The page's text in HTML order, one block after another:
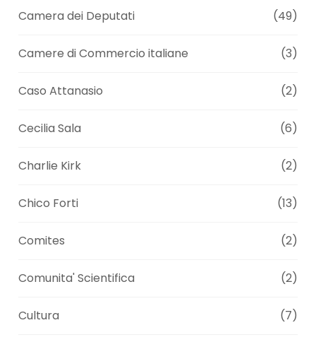
Camera dei Deputati (49)
Camere di Commercio italiane (3)
Caso Attanasio (2)
Cecilia Sala (6)
Charlie Kirk (2)
Chico Forti (13)
Comites (2)
Comunita' Scientifica (2)
Cultura (7)